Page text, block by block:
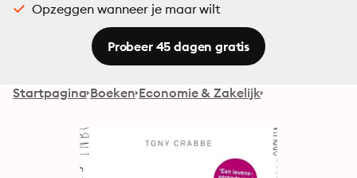
Opzeggen wanneer je maar wilt
Probeer 45 dagen gratis
Startpagina Boeken Economie & Zakelijk